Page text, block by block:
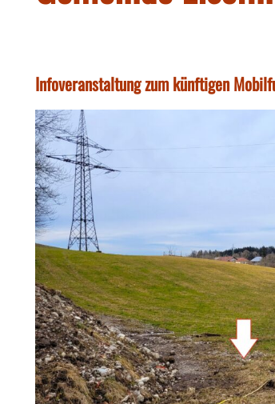
Infoveranstaltung zum künftigen